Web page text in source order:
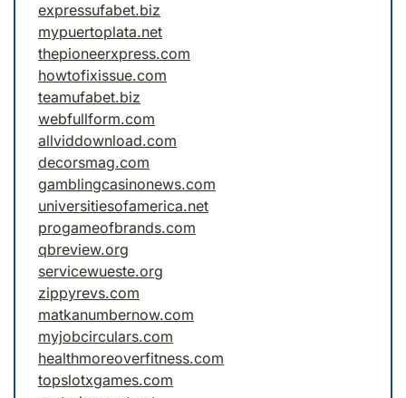
expressufabet.biz
mypuertoplata.net
thepioneerxpress.com
howtofixissue.com
teamufabet.biz
webfullform.com
allviddownload.com
decorsmag.com
gamblingcasinonews.com
universitiesofamerica.net
progameofbrands.com
qbreview.org
servicewueste.org
zippyrevs.com
matkanumbernow.com
myjobcirculars.com
healthmoreoverfitness.com
topslotxgames.com